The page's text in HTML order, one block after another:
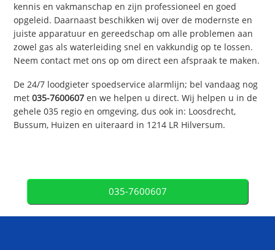
kennis en vakmanschap en zijn professioneel en goed
opgeleid. Daarnaast beschikken wij over de modernste en
juiste apparatuur en gereedschap om alle problemen aan
zowel gas als waterleiding snel en vakkundig op te lossen.
Neem contact met ons op om direct een afspraak te maken.
De 24/7 loodgieter spoedservice alarmlijn; bel vandaag nog
met035-7600607 en we helpen u direct. Wij helpen u in de
gehele 035 regio en omgeving, dus ook in: Loosdrecht,
Bussum, Huizen en uiteraard in 1214 LR Hilversum.
035-7600607